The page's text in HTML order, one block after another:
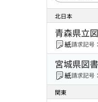
北日本
青森県立
紙請求記号：
宮城県図
紙請求記号：
関東